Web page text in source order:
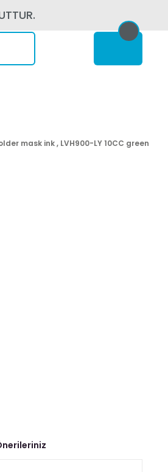
mask ink , LVH900-LY 10CC green